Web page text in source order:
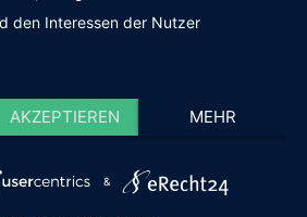
den Interessen der Nutzer
AKZEPTIEREN MEHR
&